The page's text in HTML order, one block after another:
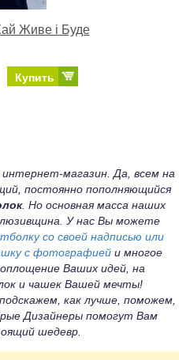
Живе і Буде
Купить
магазин. Да, всем на
постоянно пополняющийся
. Но основная масса наших
У нас Вы можете
со своей надписью или
с фотографиейи многое
Ваших идей, на
и чашек Вашей мечты!
как лучше, поможем,
Дизайнеры помогут Вам
шедевр.